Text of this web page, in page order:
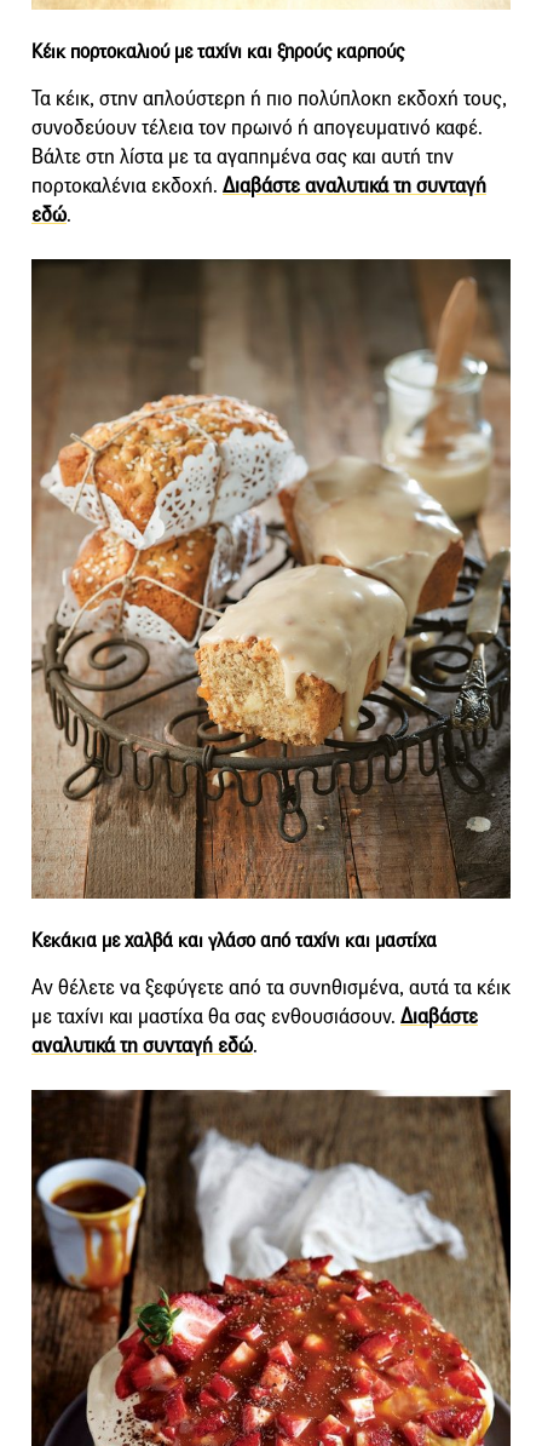
Κέικ πορτοκαλιού με ταχίνι και ξηρούς καρπούς
Τα κέικ, στην απλούστερη ή πιο πολύπλοκη εκδοχή τους,
συνοδεύουν τέλεια τον πρωινό ή απογευματινό καφέ.
Βάλτε στη λίστα με τα αγαπημένα σας και αυτή την
πορτοκαλένια εκδοχή. Διαβάστε αναλυτικά τη συνταγή
εδώ.
Κεκάκια με χαλβά και γλάσο από ταχίνι και μαστίχα
Αν θέλετε να ξεφύγετε από τα συνηθισμένα, αυτά τα κέικ
με ταχίνι και μαστίχα θα σας ενθουσιάσουν. Διαβάστε
αναλυτικά τη συνταγή εδώ.